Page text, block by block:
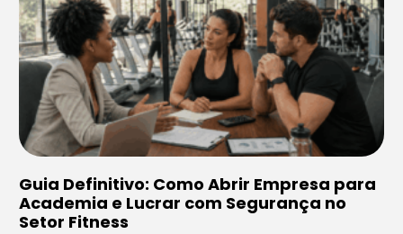
Guia Definitivo: Como Abrir Empresa para
Academia e Lucrar com Segurança no
Setor Fitness